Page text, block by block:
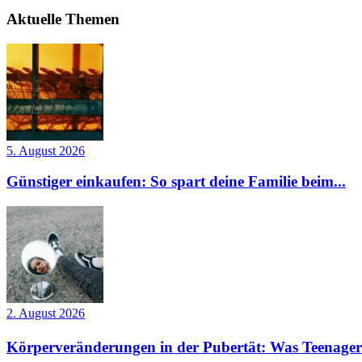
Aktuelle Themen
5. August 2026
Günstiger einkaufen: So spart deine Familie beim...
2. August 2026
Körperveränderungen in der Pubertät: Was